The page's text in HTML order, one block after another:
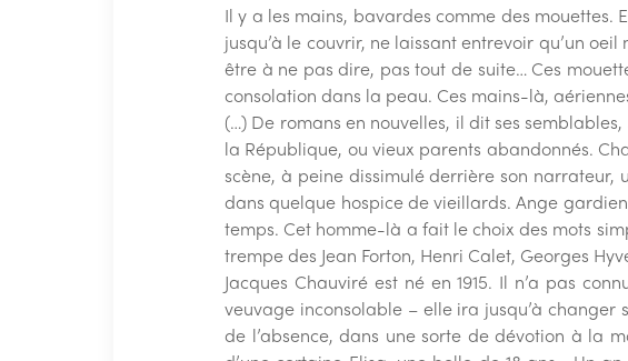
Il y a les mains, bavardes comme des mouettes.
jusqu’à le couvrir, ne laissant entrevoir qu’un
être à ne pas dire, pas tout de suite… Ces
consolation dans la peau. Ces mains-là,
(…) De romans en nouvelles, il dit ses
la République, ou vieux parents abandonnés.
scène, à peine dissimulé derrière son
dans quelque hospice de vieillards. Ange
temps. Cet homme-là a fait le choix des mots
trempe des Jean Forton, Henri Calet, Georges
Jacques Chauviré est né en 1915. Il n’a pas
veuvage inconsolable – elle ira jusqu’à
de l’absence, dans une sorte de dévotion à la